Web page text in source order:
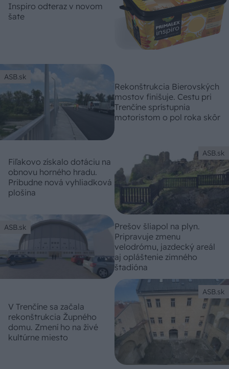
Inspiro odteraz v novom
šate
ASB.sk
Rekonštrukcia Bierovských
mostov finišuje. Cestu pri
Trenčíne sprístupnia
motoristom o pol roka skôr
ASB.sk
Fiľakovo získalo dotáciu na
obnovu horného hradu.
Pribudne nová vyhliadková
plošina
ASB.sk
Prešov šliapol na plyn.
Pripravuje zmenu
velodrómu, jazdecký areál
aj opláštenie zimného
štadióna
ASB.sk
V Trenčíne sa začala
rekonštrukcia Župného
domu. Zmení ho na živé
kultúrne miesto